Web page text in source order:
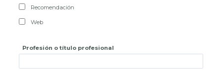
Recomendación
Web
Profesión o título profesional